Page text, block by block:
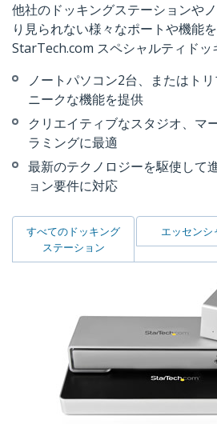
他社のドッキングステーションや
り見られない様々なポートや機能
StarTech.com スペシャルティドッ
ノートパソコン2台、またはト
ニークな機能を提供
クリエイティブなスタジオ、マ
ラミングに最適
最新のテクノロジーを駆使して
ョン要件に対応
すべてのドッキング
ステーション
エッセンシ